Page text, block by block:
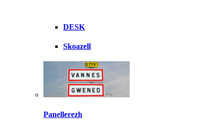
DESK
Skoazell
Panellerezh